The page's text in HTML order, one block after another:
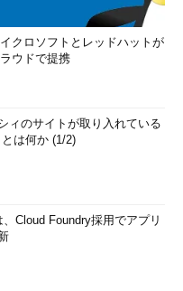
クロソフトとレッドハットが
ウドで提携
ィのサイトが取り入れている
とは何か (1/2)
Cloud Foundry採用でアプリ